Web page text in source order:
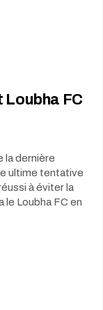
Loubha FC
la dernière
ultime tentative
à éviter la
le Loubha FC en